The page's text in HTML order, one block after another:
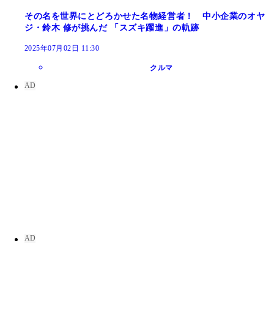
その名を世界にとどろかせた名物経営者！ 中小企業のオヤ
ジ・鈴木 修が挑んだ 「スズキ躍進」の軌跡
2025年07月02日 11:30
クルマ